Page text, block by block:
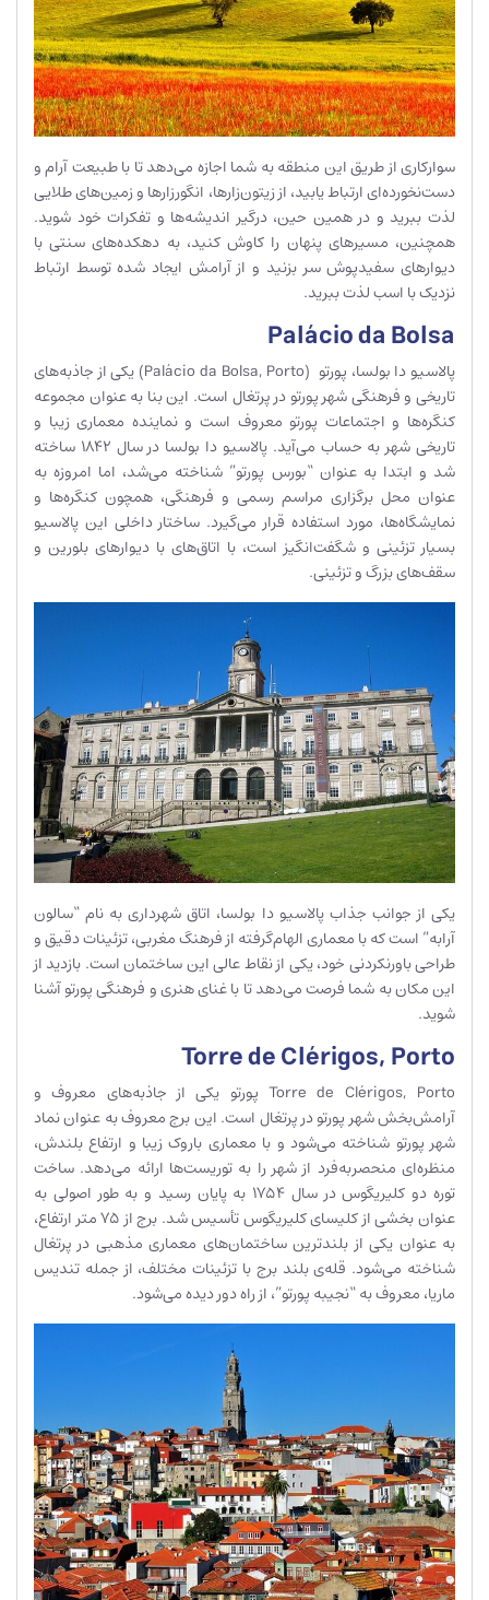
سوارکاری از طریق این منطقه به شما اجازه می‌دهد تا با طبیعت آرام و
دست‌نخورده‌ای ارتباط یابید، از زیتون‌زارها، انگورزارها و زمین‌های طلایی
لذت ببرید و در همین حین، درگیر اندیشه‌ها و تفکرات خود شوید.
همچنین، مسیرهای پنهان را کاوش کنید، به دهکده‌های سنتی با
دیوارهای سفیدپوش سر بزنید و از آرامش ایجاد شده توسط ارتباط
نزدیک با اسب لذت ببرید.
Palácio da Bolsa
پالاسیو دا بولسا، پورتو (Palácio da Bolsa, Porto) یکی از جاذبه‌های
تاریخی و فرهنگی شهر پورتو در پرتغال است. این بنا به عنوان مجموعه
کنگره‌ها و اجتماعات پورتو معروف است و نماینده معماری زیبا و
تاریخی شهر به حساب می‌آید. پالاسیو دا بولسا در سال 1842 ساخته
شد و ابتدا به عنوان “بورس پورتو” شناخته می‌شد، اما امروزه به
عنوان محل برگزاری مراسم رسمی و فرهنگی، همچون کنگره‌ها و
نمایشگاه‌ها، مورد استفاده قرار می‌گیرد. ساختار داخلی این پالاسیو
بسیار تزئینی و شگفت‌انگیز است، با اتاق‌های با دیوارهای بلورین و
سقف‌های بزرگ و تزئینی.
یکی از جوانب جذاب پالاسیو دا بولسا، اتاق شهرداری به نام “سالون
آرابه” است که با معماری الهام‌گرفته از فرهنگ مغربی، تزئینات دقیق و
طراحی باورنکردنی خود، یکی از نقاط عالی این ساختمان است. بازدید از
این مکان به شما فرصت می‌دهد تا با غنای هنری و فرهنگی پورتو آشنا
شوید.
Torre de Clérigos, Porto
Torre de Clérigos, Porto پورتو یکی از جاذبه‌های معروف و
آرامش‌بخش شهر پورتو در پرتغال است. این برج معروف به عنوان نماد
شهر پورتو شناخته می‌شود و با معماری باروک زیبا و ارتفاع بلندش،
منظره‌ای منحصربه‌فرد از شهر را به توریست‌ها ارائه می‌دهد. ساخت
توره دو کلیریگوس در سال 1754 به پایان رسید و به طور اصولی به
عنوان بخشی از کلیسای کلیریگوس تأسیس شد. برج از 75 متر ارتفاع،
به عنوان یکی از بلندترین ساختمان‌های معماری مذهبی در پرتغال
شناخته می‌شود. قله‌ی بلند برج با تزئینات مختلف، از جمله تندیس
ماریا، معروف به “نجیبه پورتو”، از راه دور دیده می‌شود.